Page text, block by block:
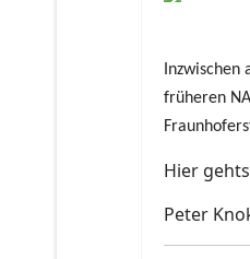
früheren
Hier
Peter